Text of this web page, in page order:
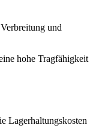
und
hohe Tragfähigkeit
Lagerhaltungskosten